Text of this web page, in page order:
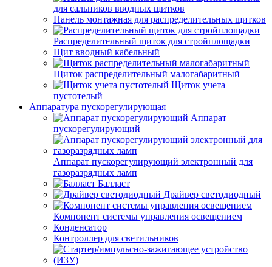
для сальников вводных щитков
Панель монтажная для распределительных щитков
Распределительный щиток для стройплощадки
Щит вводный кабельный
Щиток распределительный малогабаритный
Щиток учета
пустотелый
Аппаратура пускорегулирующая
Аппарат
пускорегулирующий
Аппарат пускорегулирующий электронный для
газоразрядных ламп
Балласт
Драйвер светодиодный
Компонент системы управления освещением
Конденсатор
Контроллер для светильников